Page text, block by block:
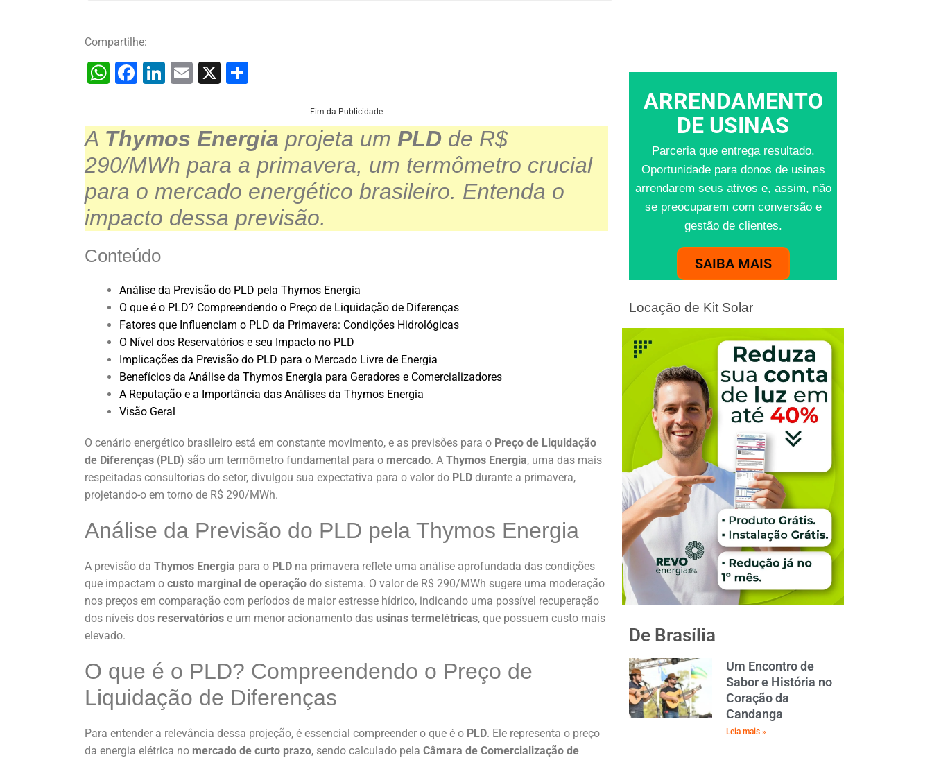
Compartilhe:
W
s
A
p
p
F
e
b
o
o
k
Li
e
dI
n
E
l
X
e
Fim da Publicidade
A Thymos Energia projeta um PLD de R$
290/MWh para a primavera, um termômetro crucial
para o mercado energético brasileiro. Entenda o
impacto dessa previsão.
Conteúdo
Análise da Previsão do PLD pela Thymos Energia
O que é o PLD? Compreendendo o Preço de Liquidação de Diferenças
Fatores que Influenciam o PLD da Primavera: Condições Hidrológicas
O Nível dos Reservatórios e seu Impacto no PLD
Implicações da Previsão do PLD para o Mercado Livre de Energia
Benefícios da Análise da Thymos Energia para Geradores e Comercializadores
A Reputação e a Importância das Análises da Thymos Energia
Visão Geral
O cenário energético brasileiro está em constante movimento, e as previsões para o Preço de Liquidação
de Diferenças (PLD) são um termômetro fundamental para o mercado. A Thymos Energia, uma das mais
respeitadas consultorias do setor, divulgou sua expectativa para o valor do PLD durante a primavera,
projetando-o em torno de R$ 290/MWh.
Análise da Previsão do PLD pela Thymos Energia
A previsão da Thymos Energia para o PLD na primavera reflete uma análise aprofundada das condições
que impactam o custo marginal de operação do sistema. O valor de R$ 290/MWh sugere uma moderação
nos preços em comparação com períodos de maior estresse hídrico, indicando uma possível recuperação
dos níveis dos reservatórios e um menor acionamento das usinas termelétricas, que possuem custo mais
elevado.
O que é o PLD? Compreendendo o Preço de
Liquidação de Diferenças
Para entender a relevância dessa projeção, é essencial compreender o que é o PLD. Ele representa o preço
da energia elétrica no mercado de curto prazo, sendo calculado pela Câmara de Comercialização de
ARRENDAMENTO
DE USINAS
Parceria que entrega resultado.
Oportunidade para donos de usinas
arrendarem seus ativos e, assim, não
se preocuparem com conversão e
gestão de clientes.
SAIBA MAIS
Locação de Kit Solar
De Brasília
Um Encontro de
Sabor e História no
Coração da
Candanga
Leia mais »